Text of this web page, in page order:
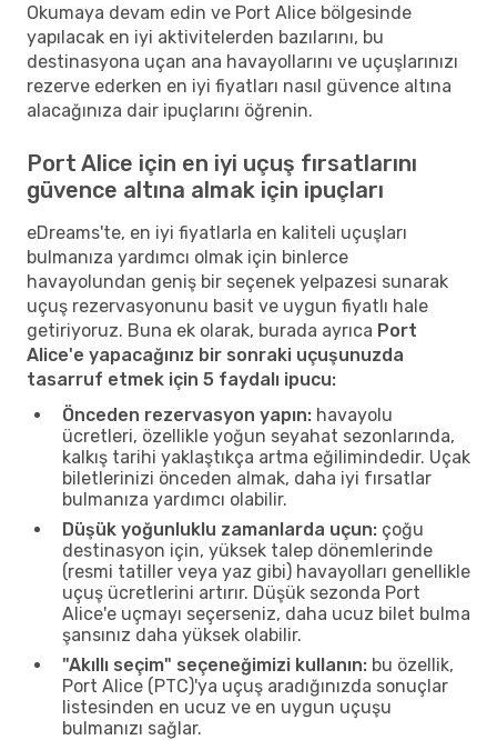
Okumaya devam edin ve Port Alice bölgesinde
yapılacak en iyi aktivitelerden bazılarını, bu
destinasyona uçan ana havayollarını ve uçuşlarınızı
rezerve ederken en iyi fiyatları nasıl güvence altına
alacağınıza dair ipuçlarını öğrenin.
Port Alice için en iyi uçuş fırsatlarını
güvence altına almak için ipuçları
eDreams'te, en iyi fiyatlarla en kaliteli uçuşları
bulmanıza yardımcı olmak için binlerce
havayolundan geniş bir seçenek yelpazesi sunarak
uçuş rezervasyonunu basit ve uygun fiyatlı hale
getiriyoruz. Buna ek olarak, burada ayrıca Port
Alice'e yapacağınız bir sonraki uçuşunuzda
tasarruf etmek için 5 faydalı ipucu:
Önceden rezervasyon yapın: havayolu
ücretleri, özellikle yoğun seyahat sezonlarında,
kalkış tarihi yaklaştıkça artma eğilimindedir. Uçak
biletlerinizi önceden almak, daha iyi fırsatlar
bulmanıza yardımcı olabilir.
Düşük yoğunluklu zamanlarda uçun: çoğu
destinasyon için, yüksek talep dönemlerinde
(resmi tatiller veya yaz gibi) havayolları genellikle
uçuş ücretlerini artırır. Düşük sezonda Port
Alice'e uçmayı seçerseniz, daha ucuz bilet bulma
şansınız daha yüksek olabilir.
"Akıllı seçim" seçeneğimizi kullanın: bu özellik,
Port Alice (PTC)'ya uçuş aradığınızda sonuçlar
listesinden en ucuz ve en uygun uçuşu
bulmanızı sağlar.